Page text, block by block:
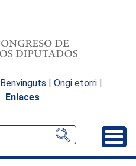
Benvinguts | Ongi etorri |
Enlaces